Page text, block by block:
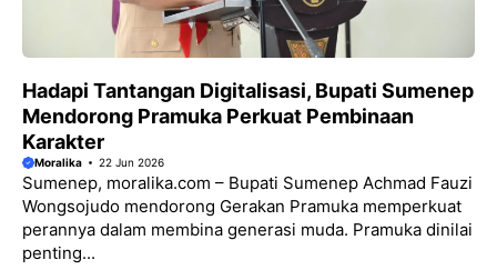
Hadapi Tantangan Digitalisasi, Bupati Sumenep
Mendorong Pramuka Perkuat Pembinaan
Karakter
Moralika 22 Jun 2026
Sumenep, moralika.com – Bupati Sumenep Achmad Fauzi
Wongsojudo mendorong Gerakan Pramuka memperkuat
perannya dalam membina generasi muda. Pramuka dinilai
penting...